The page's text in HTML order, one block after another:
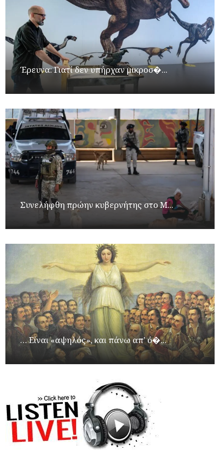
Έρευνα: Γιατί δεν υπήρχαν μικροσ�...
Συνελήφθη πρώην κυβερνήτης στο Μ...
… Είναι «αψηλός», και πάνω απ’ ό�...